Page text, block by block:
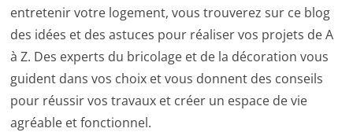
entretenir votre logement, vous trouverez sur ce blog
des idées et des astuces pour réaliser vos projets de A
à Z. Des experts du bricolage et de la décoration vous
guident dans vos choix et vous donnent des conseils
pour réussir vos travaux et créer un espace de vie
agréable et fonctionnel.